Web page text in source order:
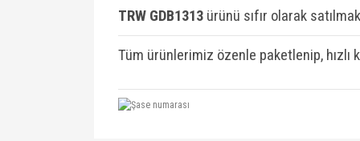
TRW GDB1313 ürünü sıfır olarak
Tüm ürünlerimiz özenle paketlenip,